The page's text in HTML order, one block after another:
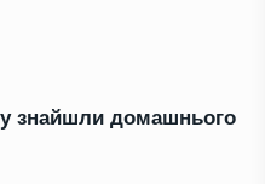
знайшли домашнього